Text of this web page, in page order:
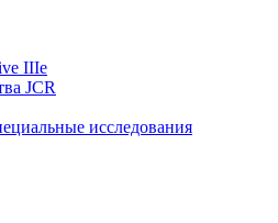
IIIe
JCR
исследования